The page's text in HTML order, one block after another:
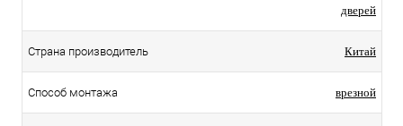
дверей
Страна производитель Китай
Способ монтажа врезной